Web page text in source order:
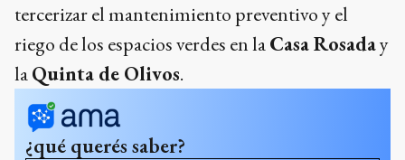
tercerizar el mantenimiento preventivo y el
riego de los espacios verdes en laCasa Rosaday
laQuinta de Olivos.
¿qué querés saber?